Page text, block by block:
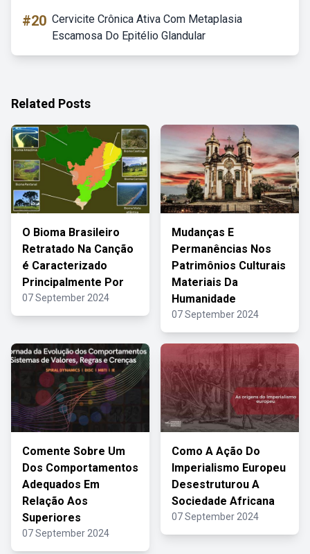
#20 Cervicite Crônica Ativa Com Metaplasia
Escamosa Do Epitélio Glandular
Related Posts
O Bioma Brasileiro
Retratado Na Canção
é Caracterizado
Principalmente Por
07 September 2024
Mudanças E
Permanências Nos
Patrimônios Culturais
Materiais Da
Humanidade
07 September 2024
Comente Sobre Um
Dos Comportamentos
Adequados Em
Relação Aos
Superiores
07 September 2024
Como A Ação Do
Imperialismo Europeu
Desestruturou A
Sociedade Africana
07 September 2024